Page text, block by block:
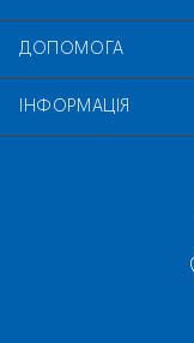
ДОПОМОГА
ІНФОРМАЦІЯ